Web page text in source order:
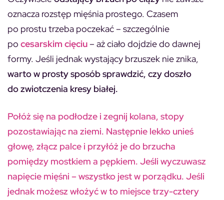
oznacza rozstęp mięśnia prostego. Czasem
po prostu trzeba poczekać – szczególnie
po cesarskim cięciu – aż ciało dojdzie do dawnej
formy. Jeśli jednak wystający brzuszek nie znika,
warto w prosty sposób sprawdzić, czy doszło
do zwiotczenia kresy białej.
Połóż się na podłodze i zegnij kolana, stopy
pozostawiając na ziemi. Następnie lekko unieś
głowę, złącz palce i przyłóż je do brzucha
pomiędzy mostkiem a pępkiem. Jeśli wyczuwasz
napięcie mięśni – wszystko jest w porządku. Jeśli
jednak możesz włożyć w to miejsce trzy-cztery